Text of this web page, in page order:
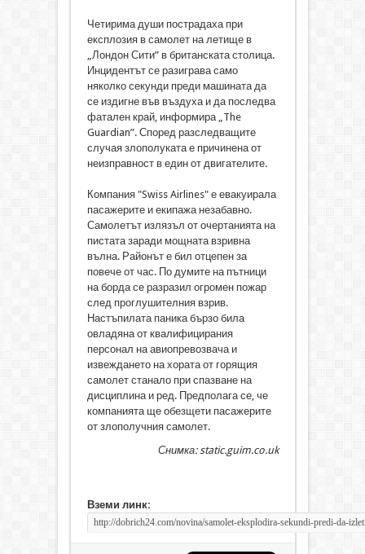
Четирима души пострадаха при
експлозия в самолет на летище в
„Лондон Сити” в британската столица.
Инцидентът се разиграва само
няколко секунди преди машината да
се издигне във въздуха и да последва
фатален край, информира „The
Guardian”. Според разследващите
случая злополуката е причинена от
неизправност в един от двигателите.
Компания "Swiss Airlines" е евакуирала
пасажерите и екипажа незабавно.
Самолетът излязъл от очертанията на
пистата заради мощната взривна
вълна. Районът е бил отцепен за
повече от час. По думите на пътници
на борда се разразил огромен пожар
след проглушителния взрив.
Настъпилата паника бързо била
овладяна от квалифицирания
персонал на авиопревозвача и
извеждането на хората от горящия
самолет станало при спазване на
дисциплина и ред. Предполага се, че
компанията ще обезщети пасажерите
от злополучния самолет.
Снимка: static.guim.co.uk
Вземи линк: